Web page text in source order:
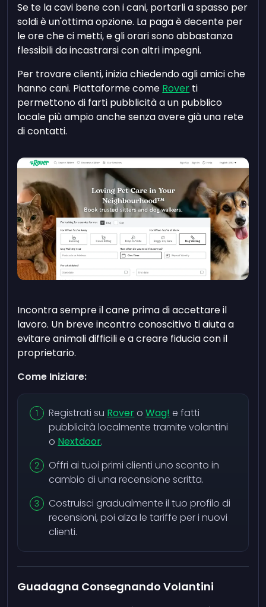
Se te la cavi bene con i cani, portarli a spasso per
soldi è un'ottima opzione. La paga è decente per
le ore che ci metti, e gli orari sono abbastanza
flessibili da incastrarsi con altri impegni.
Per trovare clienti, inizia chiedendo agli amici che
hanno cani. Piattaforme come Rover ti
permettono di farti pubblicità a un pubblico
locale più ampio anche senza avere già una rete
di contatti.
Incontra sempre il cane prima di accettare il
lavoro. Un breve incontro conoscitivo ti aiuta a
evitare animali difficili e a creare fiducia con il
proprietario.
Come Iniziare:
Registrati su Rover oWag! e fatti
pubblicità localmente tramite volantini
o Nextdoor.
Offri ai tuoi primi clienti uno sconto in
cambio di una recensione scritta.
Costruisci gradualmente il tuo profilo di
recensioni, poi alza le tariffe per i nuovi
clienti.
Guadagna Consegnando Volantini